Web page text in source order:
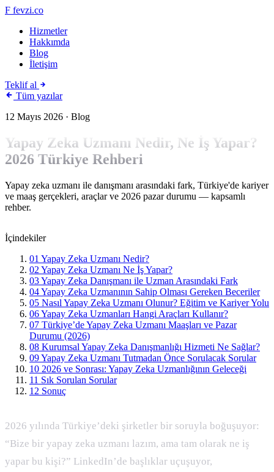
F fevzi.co
Hizmetler
Hakkımda
Blog
İletişim
Teklif al
Tüm yazılar
12 Mayıs 2026 · Blog
Yapay Zeka Uzmanı Nedir, Ne İş Yapar?
2026 Türkiye Rehberi
Yapay zeka uzmanı ile danışmanı arasındaki fark, Türkiye'de kariyer
ve maaş gerçekleri, araçlar ve 2026 pazar durumu — kapsamlı
rehber.
İçindekiler
01 Yapay Zeka Uzmanı Nedir?
02 Yapay Zeka Uzmanı Ne İş Yapar?
03Yapay Zeka Danışmanı ile Uzman Arasındaki Fark
04Yapay Zeka Uzmanının Sahip Olması Gereken Beceriler
05 Nasıl Yapay Zeka Uzmanı Olunur? Eğitim ve Kariyer Yolu
06Yapay Zeka Uzmanları Hangi Araçları Kullanır?
07 Türkiye’de Yapay Zeka Uzmanı Maaşları ve Pazar
Durumu (2026)
08 Kurumsal Yapay Zeka Danışmanlığı Hizmeti Ne Sağlar?
09Yapay Zeka Uzmanı Tutmadan Önce Sorulacak Sorular
10 2026 ve Sonrası: Yapay Zeka Uzmanlığının Geleceği
11 Sık Sorulan Sorular
12 Sonuç
2026 yılında Türkiye’deki şirketler bir soruyla boğuşuyor:
“Bize bir yapay zeka uzmanı lazım, ama tam olarak ne iş
yapar bu kişi?” LinkedIn’de başlıklar uçuşuyor,